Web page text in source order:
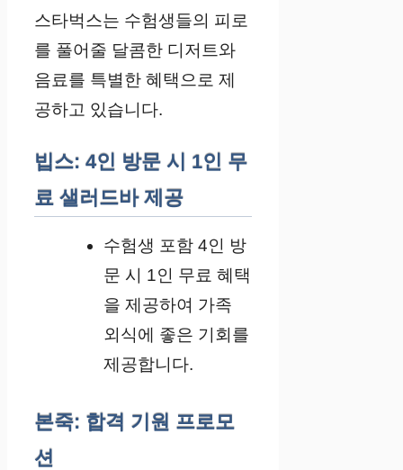
스타벅스는 수험생들의 피로
를 풀어줄 달콤한 디저트와
음료를 특별한 혜택으로 제
공하고 있습니다.
빕스: 4인 방문 시 1인 무
료 샐러드바 제공
수험생 포함 4인 방
문 시 1인 무료 혜택
을 제공하여 가족
외식에 좋은 기회를
제공합니다.
본죽: 합격 기원 프로모
션